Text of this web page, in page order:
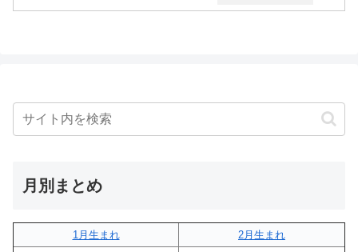
月別まとめ
1月生まれ
2月生まれ